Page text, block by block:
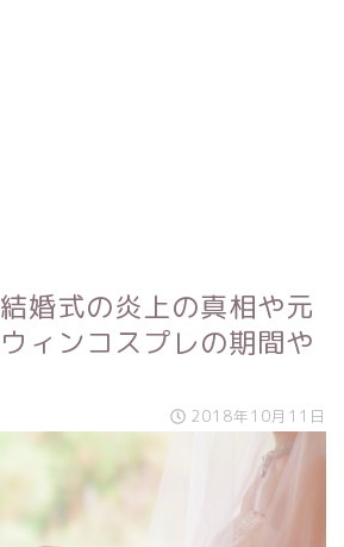
婚式の炎上の真相や元
ィンコスプレの期間や
2018年10月11日